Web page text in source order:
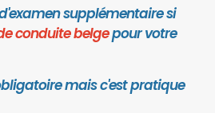
supplémentaire si
conduite belgepour votre
mais c'est pratique